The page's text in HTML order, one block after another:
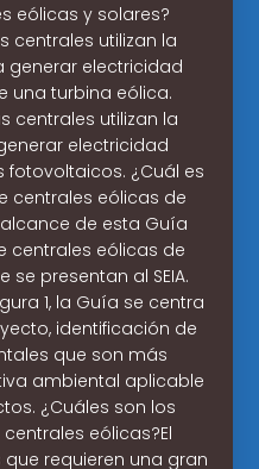
eólicas y solares?
centrales utilizan la
generar electricidad
una turbina eólica.
centrales utilizan la
electricidad
¿Cuál es
centrales eólicas de
de esta Guía
centrales eólicas de
presentan al SEIA.
1, la Guía se centra
identificación de
que son más
ambiental aplicable
¿Cuáles son los
eólicas?El
requieren una gran